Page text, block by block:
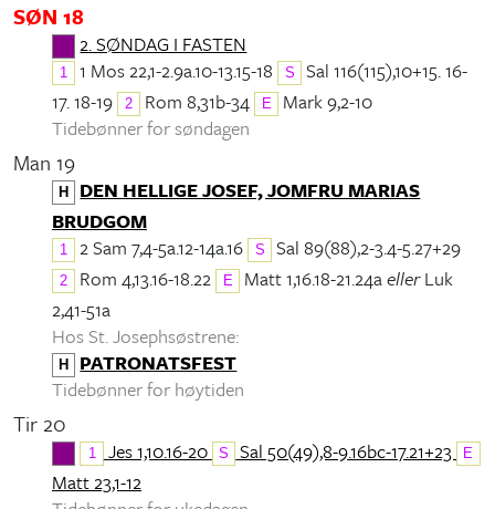
SØN 18
2. SØNDAG I FASTEN
1 1 Mos 22,1-2.9a.10-13.15-18 S
Sal 116(115),10+15. 16-
17. 18-19
2 Rom 8,31b-34 E
Mark 9,2-10
Tidebønner for søndagen
Man 19
H
DEN HELLIGE JOSEF, JOMFRU MARIAS
BRUDGOM
1 2 Sam 7,4-5a.12-14a.16 S Sal 89(88),2-3.4-5.27+29
2 Rom 4,13.16-18.22 E Matt 1,16.18-21.24aellerLuk
2,41-51a
Hos St. Josephsøstrene:
H
PATRONATSFEST
Tidebønner for høytiden
Tir 20
1 Jes 1,10.16-20 S Sal 50(49),8-9.16bc-17.21+23 E
Matt 23,1-12